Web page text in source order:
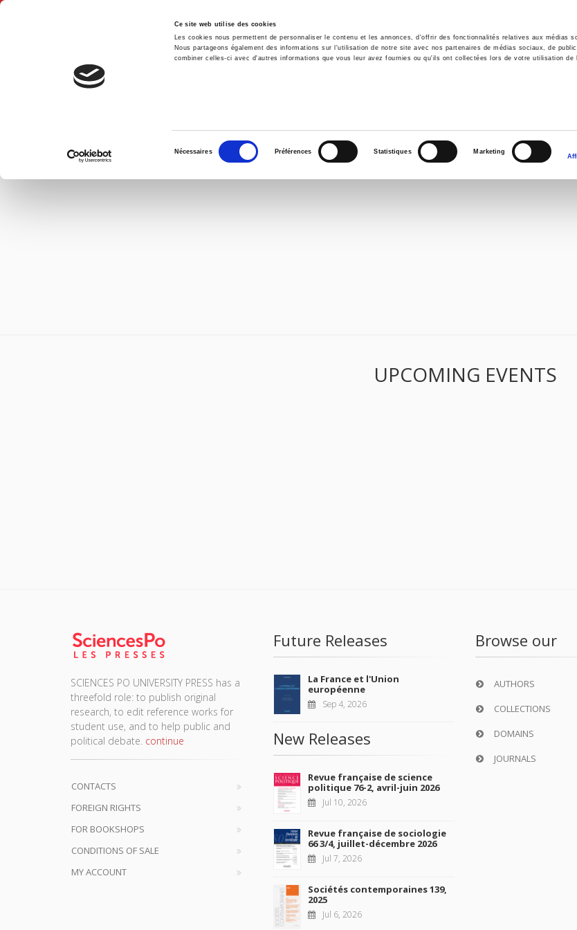
Ce site web utilise des cookies
Les cookies nous permettent de personnaliser le contenu et les annonces, d'offrir des fonctionnalités relatives aux médias
Nous partageons également des informations sur l'utilisation de notre site avec nos partenaires de médias sociaux, de
combiner celles-ci avec d'autres informations que vous leur avez fournies ou qu'ils ont collectées lors de votre utilisation de
consentement
Nécessaires Préférences Statistiques Marketing
Home Environment History
UPCOMING EVENTS
SCIENCES PO UNIVERSITY PRESS has a
threefold role: to publish original
research, to edit reference works for
student use, and to help public and
political debate. continue
CONTACTS
FOREIGN RIGHTS
FOR BOOKSHOPS
CONDITIONS OF SALE
MY ACCOUNT
Future Releases
La France et l'Union
européenne
Sep 4, 2026
New Releases
Revue française de science
politique 76-2, avril-juin 2026
Jul 10, 2026
Revue française de sociologie
66 3/4, juillet-décembre 2026
Jul 7, 2026
Sociétés contemporaines 139,
2025
Jul 6, 2026
Browse our
AUTHORS
COLLECTIONS
DOMAINS
JOURNALS